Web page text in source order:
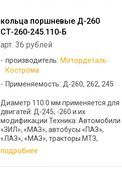
кольца поршневые Д-260
СТ-260-245.110-Б
арт. 36 рублей
производитель: Мотордеталь
Кострома
Применяемость: Д-260, 262, 245
Диаметр 110.0 мм применяется для
двигатей: Д-245, -260 и их
модификации Техника: Автомобили
«ЗИЛ», «МАЗ», автобусы «ПАЗ»,
«ЛАЗ», «МАЗ», тракторы МТЗ,
ДТЗ-55, -60, комбайны ПО
«Гомельмаш» Автомобили
ГАЗ-3310, ЗИЛ 433110, ЗИЛ 433420,
подробнее